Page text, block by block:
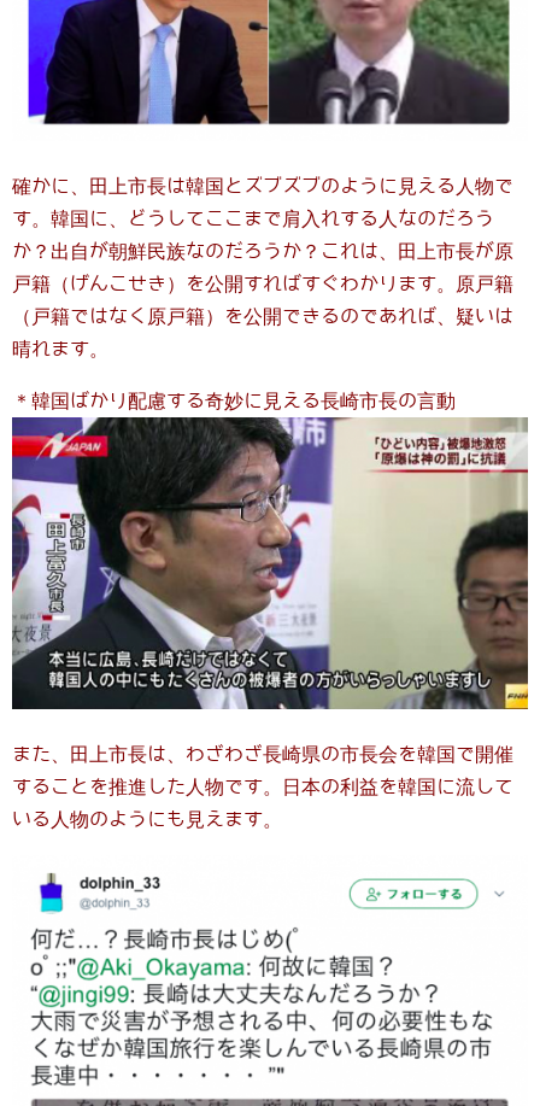
確かに、田上市長は韓国とズブズブのように見える人物で
す。韓国に、どうしてここまで肩入れする人なのだろう
か？出自が朝鮮民族なのだろうか？これは、田上市長が原
戸籍（げんこせき）を公開すればすぐわかります。原戸籍
（戸籍ではなく原戸籍）を公開できるのであれば、疑いは
晴れます。
＊韓国ばかり配慮する奇妙に見える長崎市長の言動
また、田上市長は、わざわざ長崎県の市長会を韓国で開催
することを推進した人物です。日本の利益を韓国に流して
いる人物のようにも見えます。